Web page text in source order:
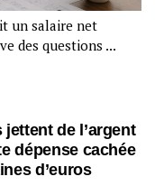
un salaire net
des questions ...
de l’argent
dépense cachée
d’euros